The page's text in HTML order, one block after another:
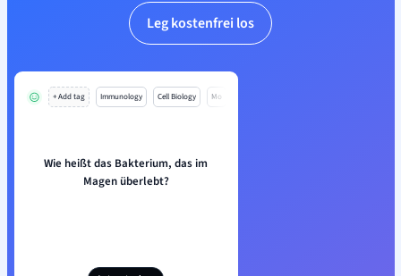
Leg kostenfrei los
+ Add tag Immunology Cell Biology Mo
Wie heißt das Bakterium, das im
Magen überlebt?